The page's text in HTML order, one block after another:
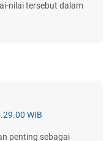
nilai tersebut dalam
WIB
penting sebagai